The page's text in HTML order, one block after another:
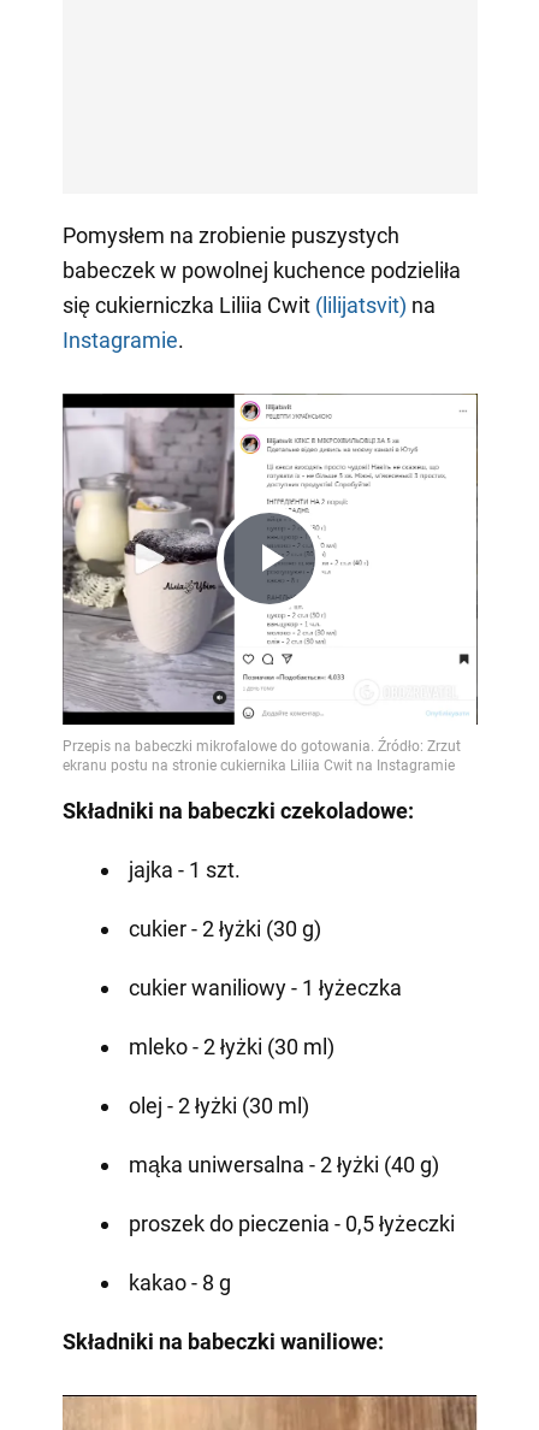
Pomysłem na zrobienie puszystych
babeczek w powolnej kuchence podzieliła
się cukierniczka Liliia Сwit (lilijatsvit) na
Instagramie.
Play
Video
Składniki na babeczki czekoladowe:
jajka - 1 szt.
cukier - 2 łyżki (30 g)
cukier waniliowy - 1 łyżeczka
mleko - 2 łyżki (30 ml)
olej - 2 łyżki (30 ml)
mąka uniwersalna - 2 łyżki (40 g)
proszek do pieczenia - 0,5 łyżeczki
kakao - 8 g
Składniki na babeczki waniliowe: